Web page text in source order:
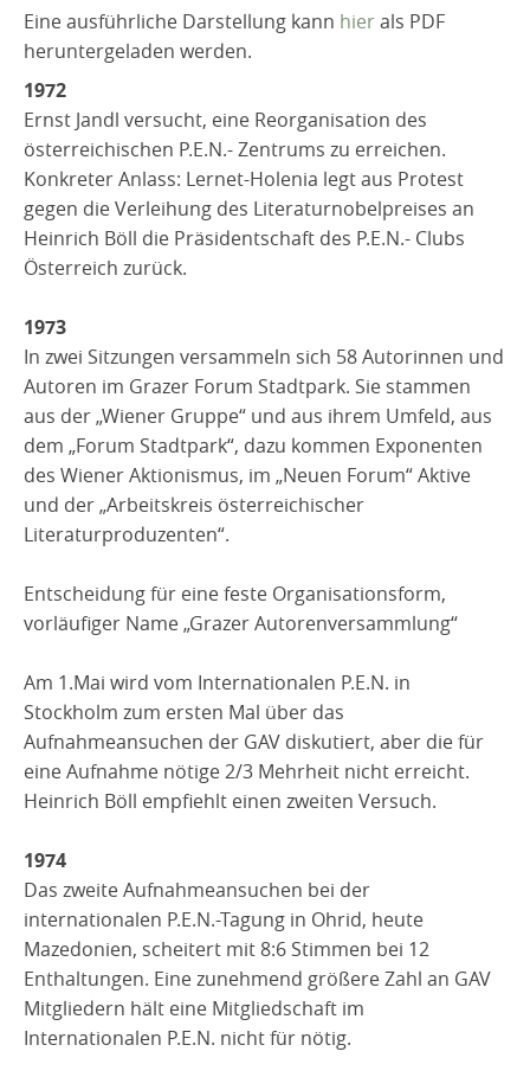
Selbstverständnis
Vorstand
Mitgliedschaft
Geschichte
Chronologie
Gründungsmitglieder
Geschäftsführung
Robert Musil Gedenkraum
TERMINARCHIV
TEXTE
IN MEMORIAM
Eine ausführliche Darstellung kann hierals PDF
heruntergeladen werden.
1972
Ernst Jandl versucht, eine Reorganisation des
österreichischen P.E.N.- Zentrums zu erreichen.
Konkreter Anlass: Lernet-Holenia legt aus Protest
gegen die Verleihung des Literaturnobelpreises an
Heinrich Böll die Präsidentschaft des P.E.N.- Clubs
Österreich zurück.
1973
In zwei Sitzungen versammeln sich 58 Autorinnen und
Autoren im Grazer Forum Stadtpark. Sie stammen
aus der „Wiener Gruppe“ und aus ihrem Umfeld, aus
dem „Forum Stadtpark“, dazu kommen Exponenten
des Wiener Aktionismus, im „Neuen Forum“ Aktive
und der „Arbeitskreis österreichischer
Literaturproduzenten“.
Entscheidung für eine feste Organisationsform,
vorläufiger Name „Grazer Autorenversammlung“
Am 1.Mai wird vom Internationalen P.E.N. in
Stockholm zum ersten Mal über das
Aufnahmeansuchen der GAV diskutiert, aber die für
eine Aufnahme nötige 2/3 Mehrheit nicht erreicht.
Heinrich Böll empfiehlt einen zweiten Versuch.
1974
Das zweite Aufnahmeansuchen bei der
internationalen P.E.N.-Tagung in Ohrid, heute
Mazedonien, scheitert mit 8:6 Stimmen bei 12
Enthaltungen. Eine zunehmend größere Zahl an GAV
Mitgliedern hält eine Mitgliedschaft im
Internationalen P.E.N. nicht für nötig.